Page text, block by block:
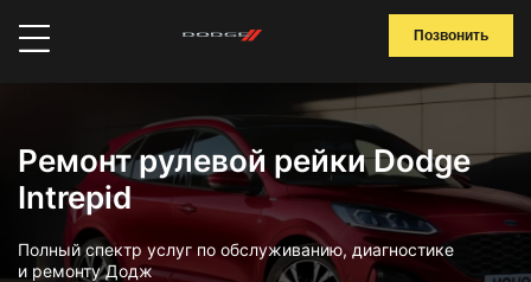
Позвонить
Ремонт рулевой рейки Dodge
Intrepid
Полный спектр услуг по обслуживанию, диагностике
и ремонту Додж